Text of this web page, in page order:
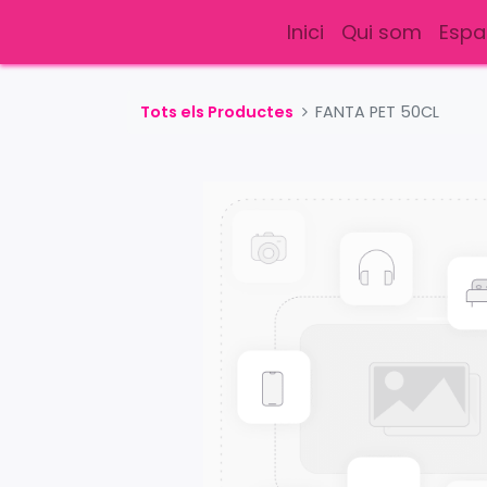
Inici Qui som
Tots els Productes FANTA PET 50CL